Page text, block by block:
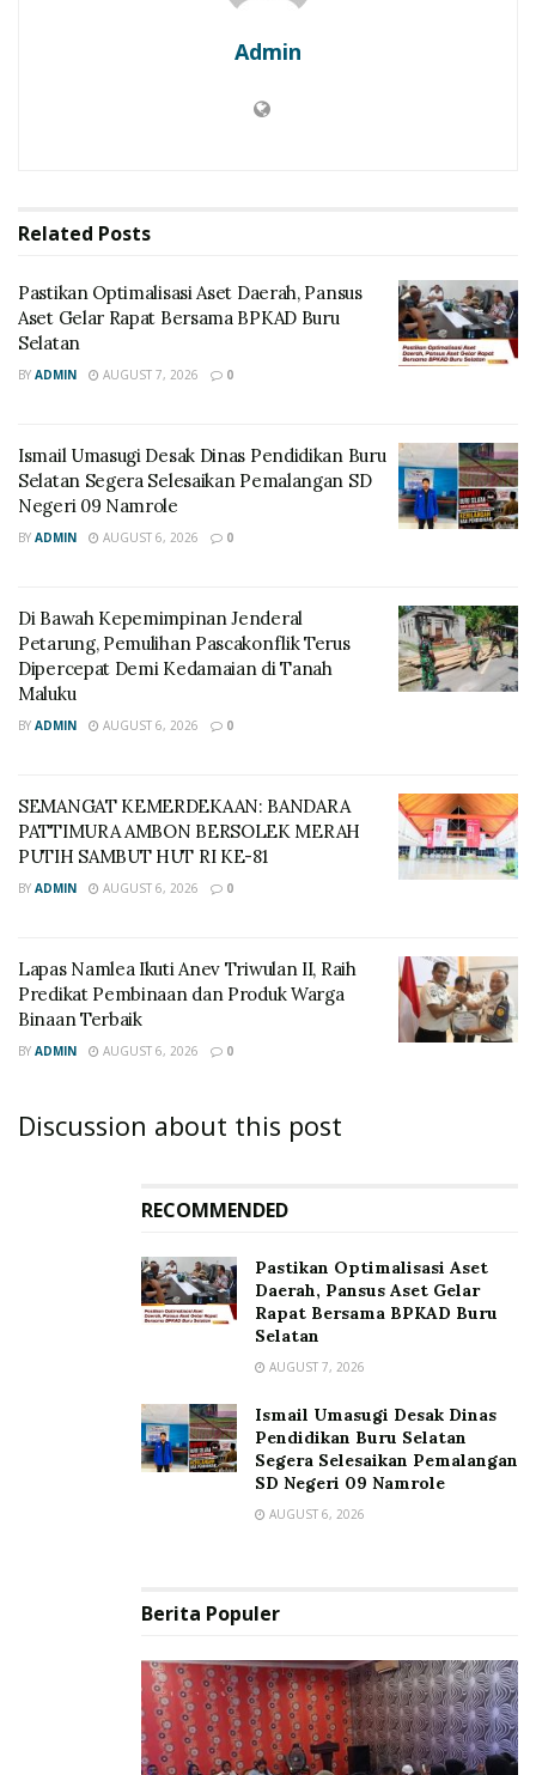
Admin
Related Posts
Pastikan Optimalisasi Aset Daerah, Pansus
Aset Gelar Rapat Bersama BPKAD Buru
Selatan
BY ADMIN AUGUST 7, 2026 0
Ismail Umasugi Desak Dinas Pendidikan Buru
Selatan Segera Selesaikan Pemalangan SD
Negeri 09 Namrole
BY ADMIN AUGUST 6, 2026 0
Di Bawah Kepemimpinan Jenderal
Petarung, Pemulihan Pascakonflik Terus
Dipercepat Demi Kedamaian di Tanah
Maluku
BY ADMIN AUGUST 6, 2026 0
SEMANGAT KEMERDEKAAN: BANDARA
PATTIMURA AMBON BERSOLEK MERAH
PUTIH SAMBUT HUT RI KE-81
BY ADMIN AUGUST 6, 2026 0
Lapas Namlea Ikuti Anev Triwulan II, Raih
Predikat Pembinaan dan Produk Warga
Binaan Terbaik
BY ADMIN AUGUST 6, 2026 0
Discussion about this post
RECOMMENDED
Pastikan Optimalisasi Aset
Daerah, Pansus Aset Gelar
Rapat Bersama BPKAD Buru
Selatan
AUGUST 7, 2026
Ismail Umasugi Desak Dinas
Pendidikan Buru Selatan
Segera Selesaikan Pemalangan
SD Negeri 09 Namrole
AUGUST 6, 2026
Berita Populer